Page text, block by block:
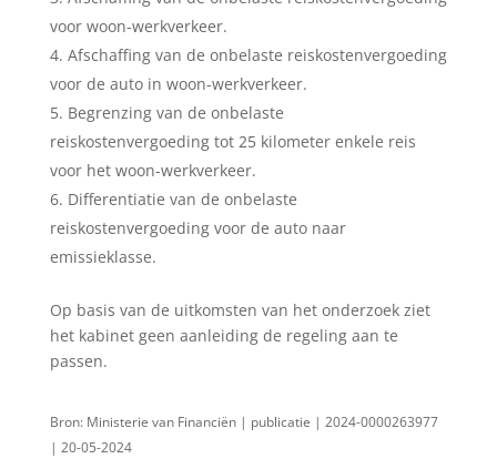
voor woon-werkverkeer.
Afschaffing van de onbelaste reiskostenvergoeding
voor de auto in woon-werkverkeer.
Begrenzing van de onbelaste
reiskostenvergoeding tot 25 kilometer enkele reis
voor het woon-werkverkeer.
Differentiatie van de onbelaste
reiskostenvergoeding voor de auto naar
emissieklasse.
Op basis van de uitkomsten van het onderzoek ziet
het kabinet geen aanleiding de regeling aan te
passen.
Bron: Ministerie van Financiën | publicatie | 2024-0000263977
| 20-05-2024